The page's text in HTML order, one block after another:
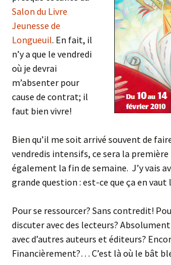
Salon du Livre
Jeunesse de
Longueuil. En fait, il
n’y a que le vendredi
où je devrai
m’absenter pour
cause de contrat; il
faut bien vivre!
Bien qu’il me soit arrivé souvent de
vendredis intensifs, ce sera la première
également la fin de semaine. J’y vais
grande question : est-ce que ça en vaut
Pour se ressourcer? Sans contredit!
discuter avec des lecteurs?
avec d’autres auteurs et éditeurs?
Financièrement?… C’est là où le bât